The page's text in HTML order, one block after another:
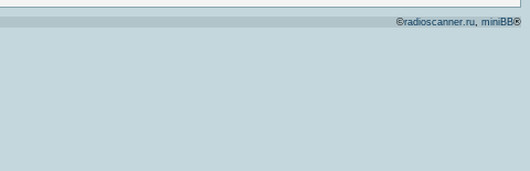
©radioscanner.ru, miniBB®